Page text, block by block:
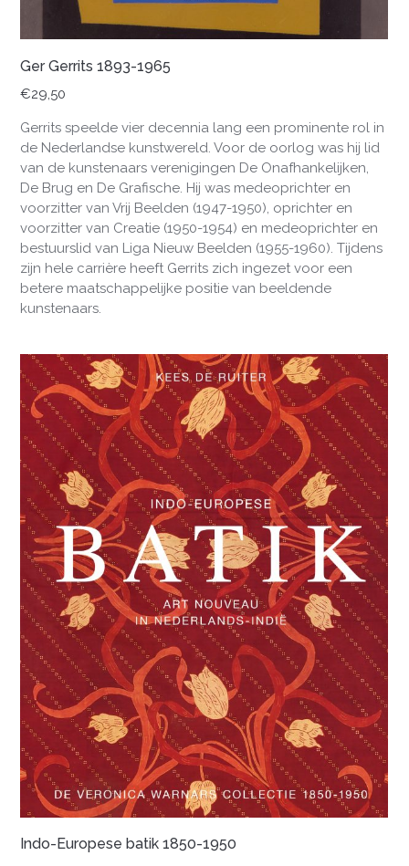
Ger Gerrits 1893-1965
€29,50
Gerrits speelde vier decennia lang een prominente rol in
de Nederlandse kunstwereld. Voor de oorlog was hij lid
van de kunstenaars verenigingen De Onafhankelijken,
De Brug en De Grafische. Hij was medeoprichter en
voorzitter van Vrij Beelden (1947-1950), oprichter en
voorzitter van Creatie (1950-1954) en medeoprichter en
bestuurslid van Liga Nieuw Beelden (1955-1960). Tijdens
zijn hele carrière heeft Gerrits zich ingezet voor een
betere maatschappelijke positie van beeldende
kunstenaars.
Indo-Europese batik 1850-1950